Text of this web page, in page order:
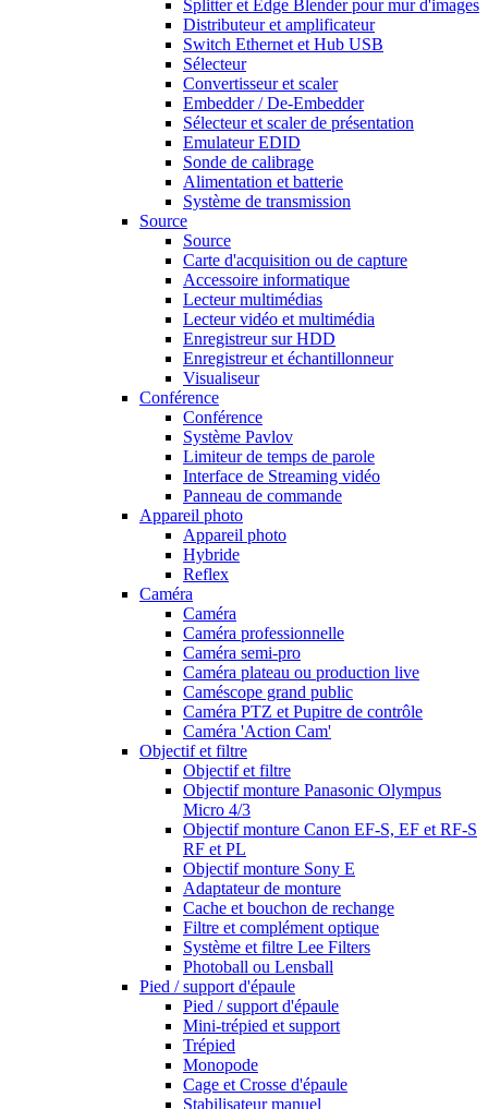
Splitter et Edge Blender pour mur d'images
Distributeur et amplificateur
Switch Ethernet et Hub USB
Sélecteur
Convertisseur et scaler
Embedder / De-Embedder
Sélecteur et scaler de présentation
Emulateur EDID
Sonde de calibrage
Alimentation et batterie
Système de transmission
Source
Source
Carte d'acquisition ou de capture
Accessoire informatique
Lecteur multimédias
Lecteur vidéo et multimédia
Enregistreur sur HDD
Enregistreur et échantillonneur
Visualiseur
Conférence
Conférence
Système Pavlov
Limiteur de temps de parole
Interface de Streaming vidéo
Panneau de commande
Appareil photo
Appareil photo
Hybride
Reflex
Caméra
Caméra
Caméra professionnelle
Caméra semi-pro
Caméra plateau ou production live
Caméscope grand public
Caméra PTZ et Pupitre de contrôle
Caméra 'Action Cam'
Objectif et filtre
Objectif et filtre
Objectif monture Panasonic Olympus
Micro 4/3
Objectif monture Canon EF-S, EF et RF-S
RF et PL
Objectif monture Sony E
Adaptateur de monture
Cache et bouchon de rechange
Filtre et complément optique
Système et filtre Lee Filters
Photoball ou Lensball
Pied / support d'épaule
Pied / support d'épaule
Mini-trépied et support
Trépied
Monopode
Cage et Crosse d'épaule
Stabilisateur manuel